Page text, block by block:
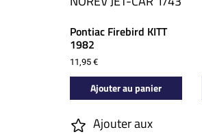
Pontiac Firebird KITT
1982
11,95 €
Ajouter au panier
Ajouter aux